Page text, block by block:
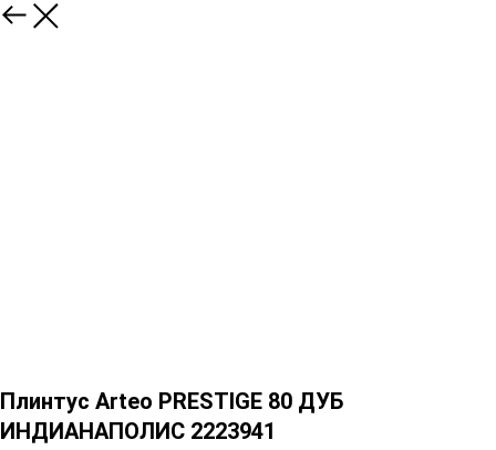
Плинтус Arteo PRESTIGE 80 ДУБ
ИНДИАНАПОЛИС 2223941